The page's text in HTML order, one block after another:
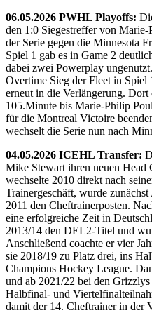
06.05.2026 PWHL Playoffs:
den 1:0 Siegestreffer von
der Serie gegen die Minnesota
Spiel 1 gab es in Game 2
dabei zwei Powerplay
Overtime Sieg der Fleet in Spiel
erneut in die Verlängerung. Dort
105.Minute bis Marie-Philip
für die Montreal Victoire
wechselt die Serie nun nach
04.05.2026 ICEHL Transfer:
Mike Stewart ihren neuen Head
wechselte 2010 direkt nach
Trainergeschäft, wurde
2011 den Cheftrainerposten.
eine erfolgreiche Zeit in
2013/14 den DEL2-Titel und
Anschließend coachte er vier
sie 2018/19 zu Platz drei, ins
Champions Hockey League.
und ab 2021/22 bei den
Halbfinal- und
damit der 14. Cheftrainer in der